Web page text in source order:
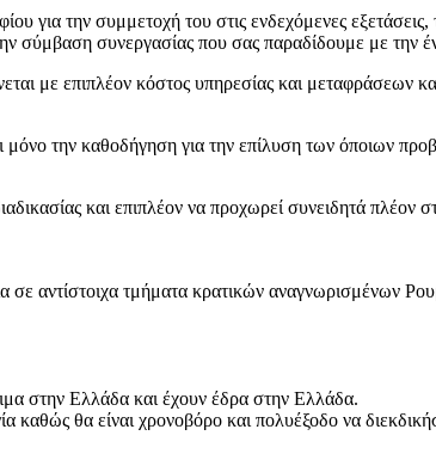
για την συμμετοχή του στις ενδεχόμενες
σύμβαση συνεργασίας που σας παραδίδουμε με την
με επιπλέον κόστος υπηρεσίας και μεταφράσεων
μόνο την καθοδήγηση για την επίλυση των όποιων
και επιπλέον να προχωρεί συνειδητά πλέον
αντίστοιχα τμήματα κρατικών αναγνωρισμένων
στην Ελλάδα και έχουν έδρα στην Ελλάδα.
καθώς θα είναι χρονοβόρο και πολυέξοδο να